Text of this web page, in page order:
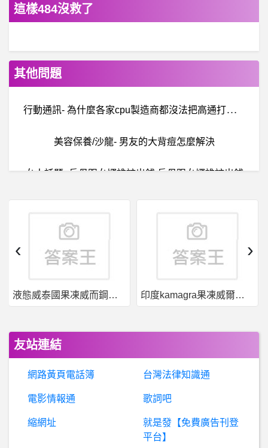
這樣484沒救了
其他問題
行
動通訊- 為什麼各家cpu製造商都沒法把高通打下 為什麼各家cpu製造商都沒法把高通打下
美容保養/沙龍- 男友的大背痘怎麼解決
女人話題- 岳母跟女婿誰該出錢 岳母跟女婿誰該出錢
棒
球- 樂天現在是利多出盡還是漲多拉回？ 樂天現在是利多出盡還是漲多拉回？
Final-Cut- 請問影片震動如何修復
希
洽- C 金錢掌控 有國家因金融風暴而消失嗎?? C 金錢掌控 有國家因金融風暴而消失嗎??
希
洽- 五條悟看到緋紅女巫會想什麼? 五條悟看到緋紅女巫會想什麼?
蘋果iOS作業系統- 聯絡人及行事曆 聯絡人及行事曆
液態威泰國果凍威而鋼哪裡買 印度kamagra果凍威爾剛用於治療男性勃起功能障礙
‹ ›
友站連結
網路黃頁電話簿 台灣法律知識通
電影情報通 歌詞吧
縮網址
就是發【免費廣告刊登
平台】